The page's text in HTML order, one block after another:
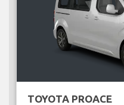
TOYOTA PROACE